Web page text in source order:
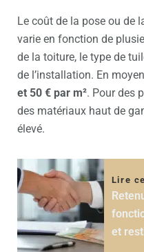
Le coût de la pose ou de
varie en fonction de
de la toiture, le type de
de l’installation. En
et 50 € par m². Pour des
des matériaux haut de
élevé.
Lire
et